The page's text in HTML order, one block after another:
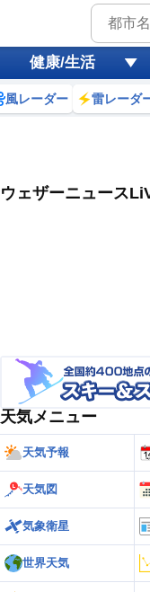
健康/生活
風レーダー 雷レーダ
ウェザーニュース
天気メニュー
天気予報
天気図
気象衛星
世界天気